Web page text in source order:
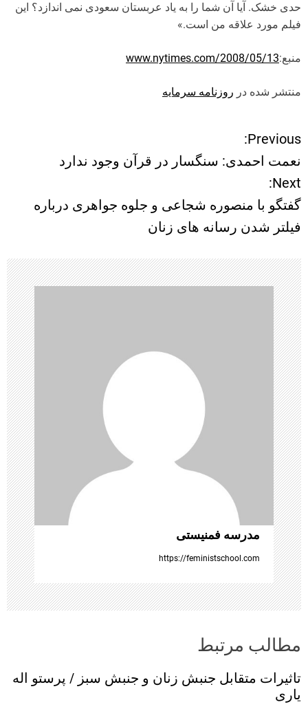
حدی خشک. آیا آن شما را به یاد عربستان سعودی نمی اندازد؟ این
فیلم مورد علاقه من است.»
منبع:www.nytimes.com/2008/05/13
منتشر شده در روزنامه سرمایه
ر
ا
ه
ر
ی
ن
و
ش
ت
ه‌
ه
ا
Previous:
نعمت احمدی: سنگسار در قرآن وجود ندارد
Next:
گفتگو با منصوره شجاعی و جلوه جواهری درباره
فیلتر شدن رسانه های زنان
مدرسه فمنیستی
https://feministschool.com
مطالب مرتبط
تاثیرات متقابل جنبش زنان و جنبش‌ سبز / پرستو اله
یاری